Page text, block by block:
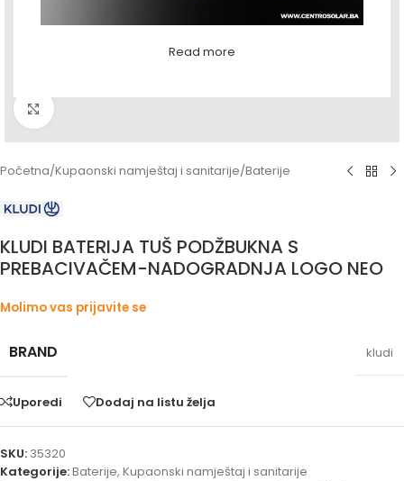
Read more
Povećaj sliku
Početna/Kupaonski namještaj i sanitarije/Baterije
KLUDI BATERIJA TUŠ PODŽBUKNA S
PREBACIVAČEM-NADOGRADNJA LOGO NEO
Molimo vas prijavite se
BRAND kludi
Uporedi Dodaj na listu želja
SKU: 35320
Kategorije:Baterije, Kupaonski namještaj i sanitarije